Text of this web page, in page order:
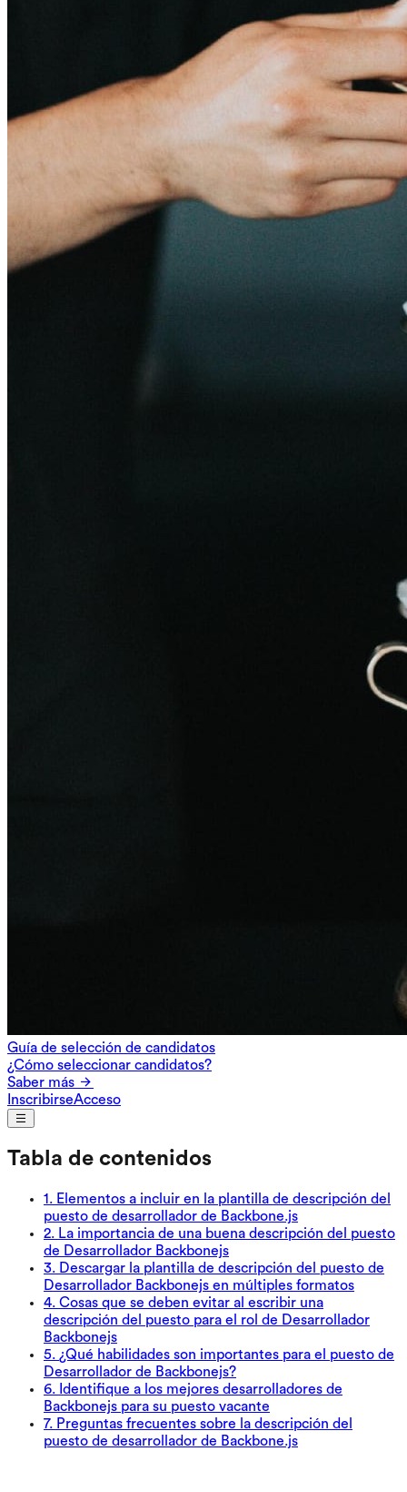
Guía de selección de candidatos
¿Cómo seleccionar candidatos?
Saber más
InscribirseAcceso
Tabla de contenidos
1 . Elementos a incluir en la plantilla de descripción del
puesto de desarrollador de Backbone.js
2. La importancia de una buena descripción del puesto
de Desarrollador Backbonejs
3. Descargar la plantilla de descripción del puesto de
Desarrollador Backbonejs en múltiples formatos
4. Cosas que se deben evitar al escribir una
descripción del puesto para el rol de Desarrollador
Backbonejs
5. ¿Qué habilidades son importantes para el puesto de
Desarrollador de Backbonejs?
6. Identifique a los mejores desarrolladores de
Backbonejs para su puesto vacante
7. Preguntas frecuentes sobre la descripción del
puesto de desarrollador de Backbone.js